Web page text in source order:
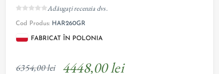
Adăugați recenzia dvs.
Cod Produs: HAR260GR
FABRICAT ÎN POLONIA
6354,00 lei 4448,00 lei